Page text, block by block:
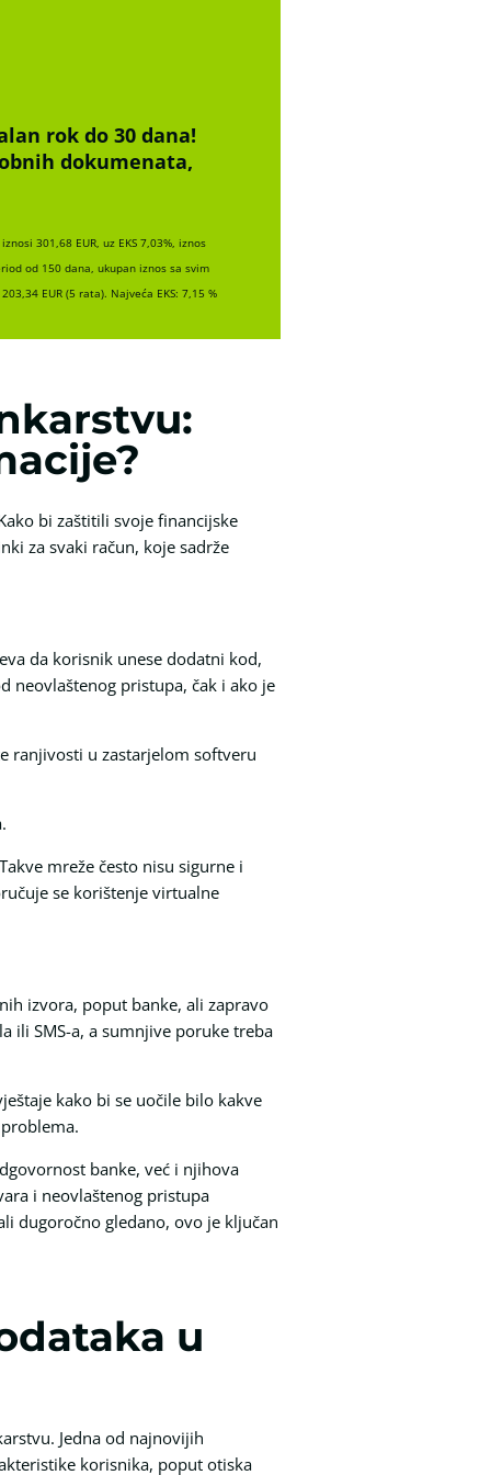
rok do 30 dana!
dokumenata,
301,68 EUR, uz EKS 7,03%, iznos
od 150 dana, ukupan iznos sa svim
EUR (5 rata). Najveća EKS: 7,15 %
bi zaštitili svoje financijske
za svaki račun, koje sadrže
da korisnik unese dodatni kod,
neovlaštenog pristupa, čak i ako je
ranjivosti u zastarjelom softveru
mreže često nisu sigurne i
se korištenje virtualne
izvora, poput banke, ali zapravo
ili SMS-a, a sumnjive poruke treba
kako bi se uočile bilo kakve
banke, već i njihova
i neovlaštenog pristupa
dugoročno gledano, ovo je ključan
u
Jedna od najnovijih
korisnika, poput otiska